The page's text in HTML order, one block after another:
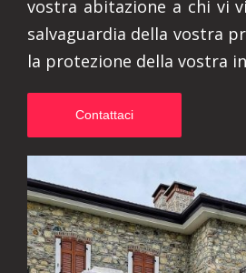
vostra abitazione a chi vi
salvaguardia della vostra
la protezione della vostra
Contattaci